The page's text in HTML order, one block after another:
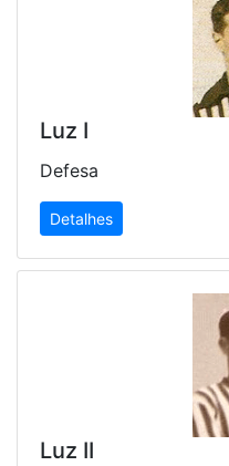
Luz I
Defesa
Detalhes
Luz II